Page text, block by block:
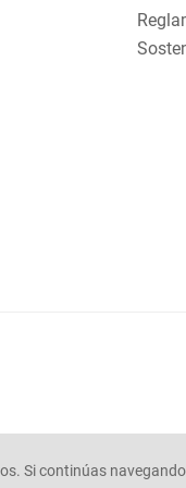
Si continúas
reservados.